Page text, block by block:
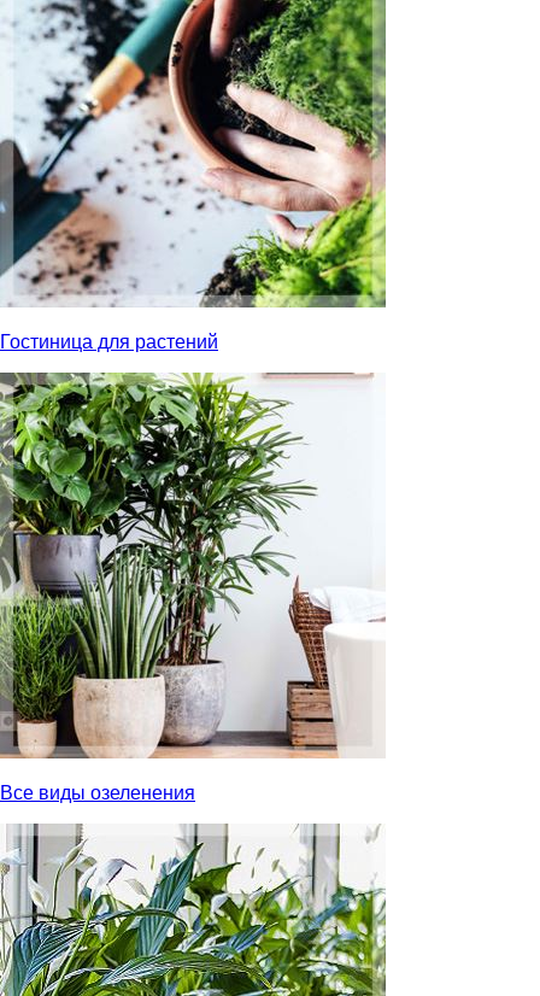
Гостиница для растений
Все виды озеленения